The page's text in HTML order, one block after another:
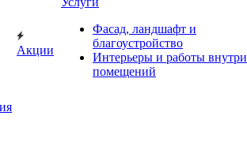
Акции
Фасад, ландшафт и
благоустройство
Интерьеры и работы внутри
помещений